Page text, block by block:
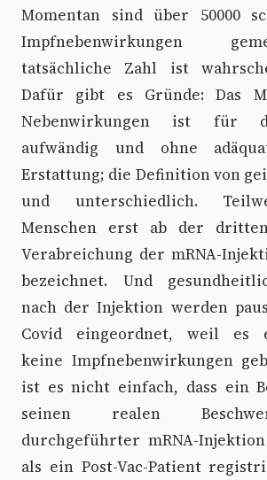
Momentan sind über 50000
Impfnebenwirkungen
tatsächliche Zahl ist
Dafür gibt es Gründe: Das
Nebenwirkungen ist für
aufwändig und ohne
Erstattung; die Definition von
und unterschiedlich.
Menschen erst ab der
Verabreichung der mRNA-
bezeichnet. Und
nach der Injektion werden
Covid eingeordnet, weil es
keine Impfnebenwirkungen
ist es nicht einfach, dass ein
seinen realen
durchgeführter mRNA-
als ein Post-Vac-Patient